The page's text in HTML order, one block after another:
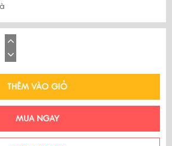
THÊM VÀO GIỎ
MUA NGAY